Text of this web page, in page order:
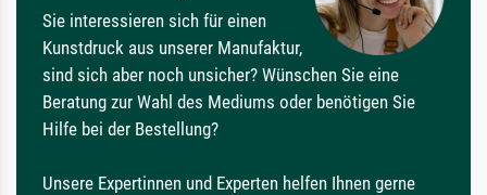
Sie interessieren sich für einen
Kunstdruck aus unserer Manufaktur,
sind sich aber noch unsicher? Wünschen Sie eine
Beratung zur Wahl des Mediums oder benötigen Sie
Hilfe bei der Bestellung?
Unsere Expertinnen und Experten helfen Ihnen gerne